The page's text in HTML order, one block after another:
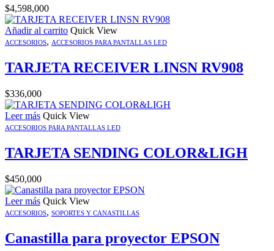
$4,598,000
Añadir al carrito Quick View
ACCESORIOS, ACCESORIOS PARA PANTALLAS LED
TARJETA RECEIVER LINSN RV908
$336,000
Leer más Quick View
ACCESORIOS PARA PANTALLAS LED
TARJETA SENDING COLOR&LIGH
$450,000
Leer más Quick View
ACCESORIOS, SOPORTES Y CANASTILLAS
Canastilla para proyector EPSON